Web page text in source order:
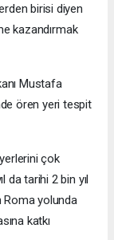
birisi diyen
kazandırmak
Mustafa
ören yeri tespit
çok
da tarihi 2 bin yıl
yolunda
katkı